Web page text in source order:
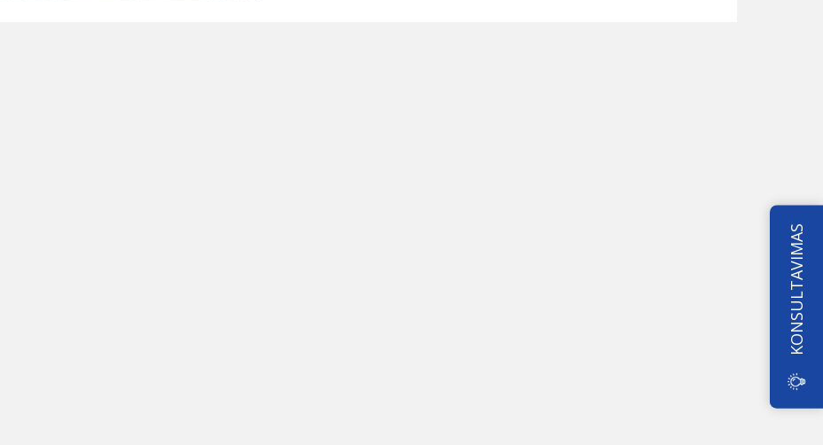
KONSULTAVIMAS